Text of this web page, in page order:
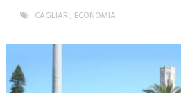
CAGLIARI, ECONOMIA